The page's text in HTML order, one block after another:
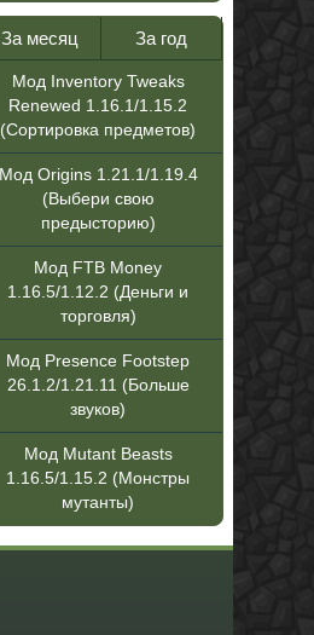
За месяц За год
Мод Inventory Tweaks
Renewed 1.16.1/1.15.2
(Сортировка предметов)
Мод Origins 1.21.1/1.19.4
(Выбери свою
предысторию)
Мод FTB Money
1.16.5/1.12.2 (Деньги и
торговля)
Мод Presence Footstep
26.1.2/1.21.11 (Больше
звуков)
Мод Mutant Beasts
1.16.5/1.15.2 (Монстры
мутанты)